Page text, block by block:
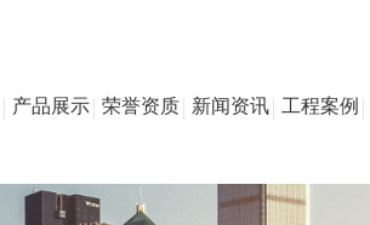
产品展示 荣誉资质 新闻资讯 工程案例